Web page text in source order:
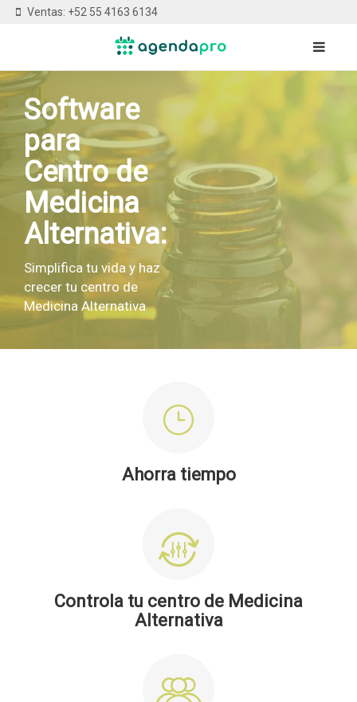
Ventas: +52 55 4163 6134
Software
para
Centro de
Medicina
Alternativa:
Simplifica tu vida y haz
crecer tu centro de
Medicina Alternativa
Ahorra tiempo
Controla tu centro de Medicina
Alternativa